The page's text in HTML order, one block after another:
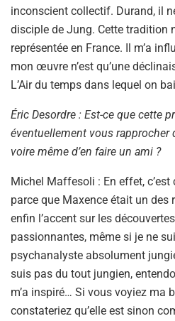
inconscient collectif. Durand, il
disciple de Jung. Cette tradition
représentée en France. Il m’a
mon œuvre n’est qu’une
L’Air du temps dans lequel on
Éric Desordre : Est-ce que cette
éventuellement vous rapprocher
voire même d’en faire un ami ?
Michel Maffesoli : En effet,
parce que Maxence était un
enfin l’accent sur les
passionnantes, même si je ne
psychanalyste absolument
suis pas du tout jungien,
m’a inspiré… Si vous voyiez ma
constateriez qu’elle est sinon